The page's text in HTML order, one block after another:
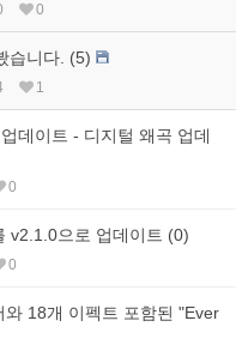
0
습니다. (5)
1
데이트 - 디지털 왜곡 업데
0
v2.1.0으로 업데이트 (0)
0
18개 이펙트 포함된 "Ever